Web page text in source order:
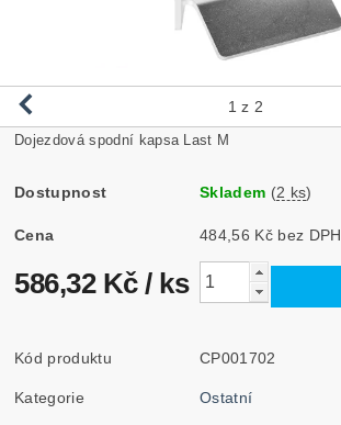
1 z 2
Dojezdová spodní kapsa Last M
Dostupnost Skladem (2 ks)
Cena 484,56 Kč bez DPH
586,32 Kč/ ks
Kód produktu CP001702
Kategorie Ostatní